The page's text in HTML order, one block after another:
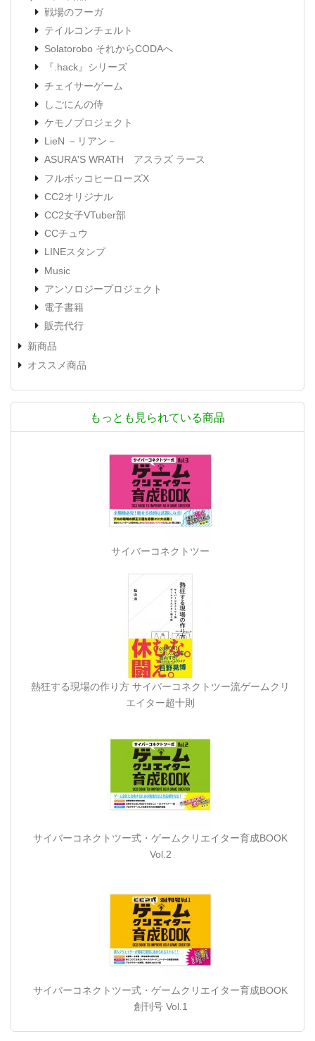
戦場のフーガ
テイルコンチェルト
Solatorobo それからCODAへ
『.hack』シリーズ
チェイサーゲーム
しごにんの侍
ケモノプロジェクト
LieN －リアン－
ASURA'S WRATH アスラズ ラース
フルボッコヒーローズX
CC2オリジナル
CC2女子VTuber部
CCチュウ
LINEスタンプ
Music
アンソロジープロジェクト
電子書籍
販売代行
新商品
オススメ商品
もっとも見られている商品
サイバーコネクトツー
熱狂する現場の作り方 サイバーコネクトツー流ゲームクリ
エイター超十則
サイバーコネクトツー式・ゲームクリエイター育成BOOK
Vol.2
サイバーコネクトツー式・ゲームクリエイター育成BOOK
創刊号 Vol.1